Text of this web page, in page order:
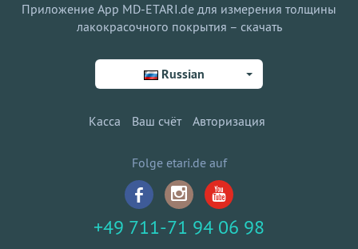
Приложение App MD-ETARI.de для измерения толщины
лакокрасочного покрытия – скачать
Russian
Касса Ваш счёт Авторизация
Folge etari.de auf
+49 711-71 94 06 98